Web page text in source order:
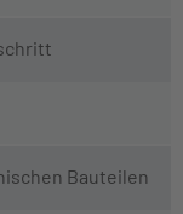
Bauteilen